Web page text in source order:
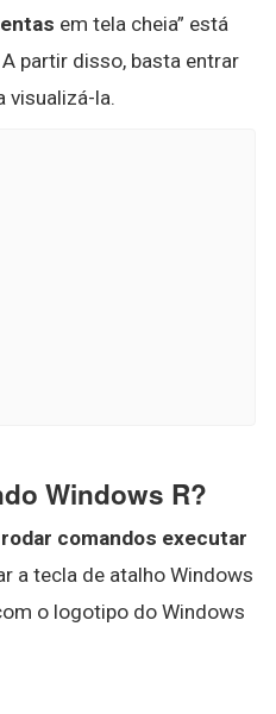
em tela cheia” está
partir disso, basta entrar
visualizá-la.
Windows R?
comandos executar
a tecla de atalho Windows
o logotipo do Windows